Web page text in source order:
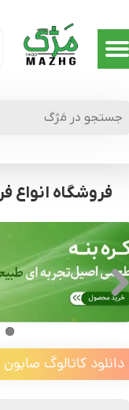
فروشگاه انواع
دانلود کاتالوگ صابون